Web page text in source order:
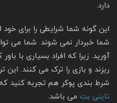
دارد.
این گونه شما شرایطی را برای
شما خبردار نمی شوند. شما می
آورید. زیرا که افراد بسیاری با
ریزند و بازی را ترک می کنند. این
شرط بندی پوکر هم تجربه کنید
تاینی بت می باشد.